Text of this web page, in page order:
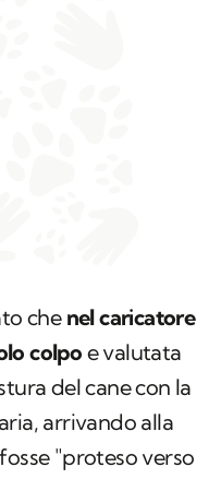
che nel caricatore
colpo e valutata
del cane con la
arrivando alla
"proteso verso